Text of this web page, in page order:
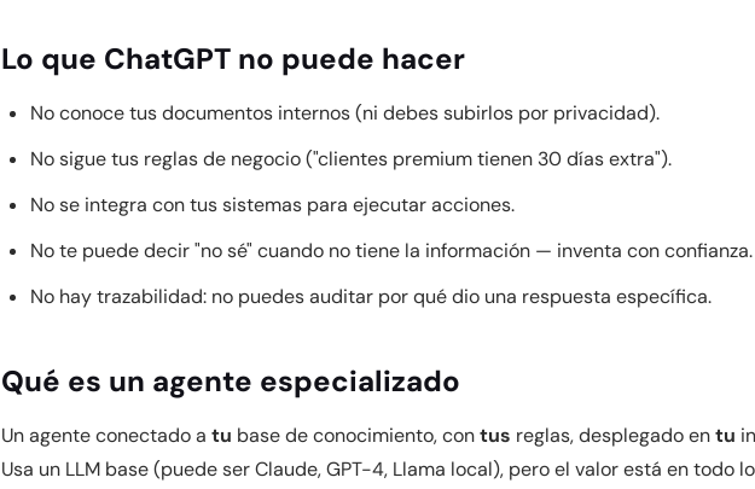
Lo que ChatGPT no puede hacer
No conoce tus documentos internos (ni debes subirlos por privacidad).
No sigue tus reglas de negocio ("clientes premium tienen 30 días extra").
No se integra con tus sistemas para ejecutar acciones.
No te puede decir "no sé" cuando no tiene la información — inventa con confianza.
No hay trazabilidad: no puedes auditar por qué dio una respuesta específica.
Qué es un agente especializado
Un agente conectado a tu base de conocimiento, contus reglas, desplegado entu
Usa un LLM base (puede ser Claude, GPT-4, Llama local), pero el valor está en todo